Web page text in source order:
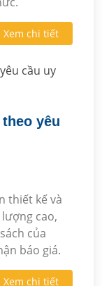
Xem chi tiết
yêu
thiết kế và
cao,
của
báo giá.
Xem chi tiết